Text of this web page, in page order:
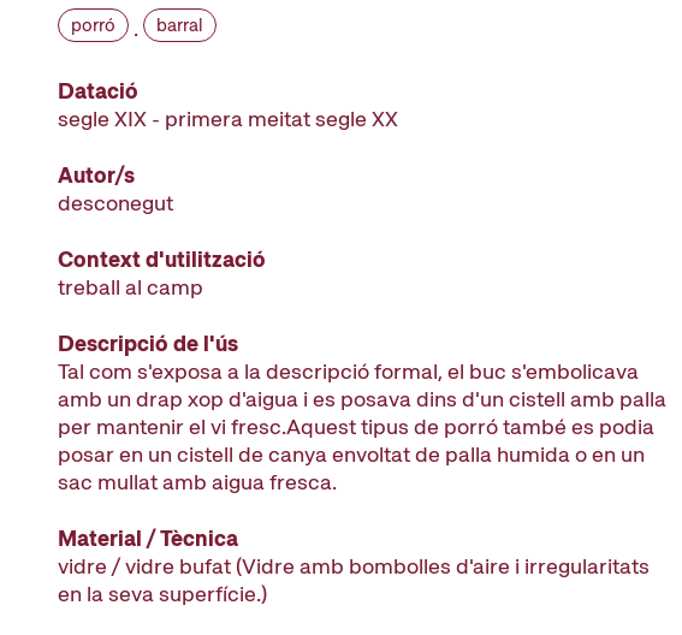
porró · barral
Datació
segle XIX - primera meitat segle XX
Autor/s
desconegut
Context d'utilització
treball al camp
Descripció de l'ús
Tal com s'exposa a la descripció formal, el buc s'embolicava
amb un drap xop d'aigua i es posava dins d'un cistell amb palla
per mantenir el vi fresc.Aquest tipus de porró també es podia
posar en un cistell de canya envoltat de palla humida o en un
sac mullat amb aigua fresca.
Material / Tècnica
vidre / vidre bufat (Vidre amb bombolles d'aire i irregularitats
en la seva superfície.)